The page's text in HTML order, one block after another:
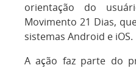
orientação do
Movimento 21 Dias,
sistemas Android e iOS.
A ação faz parte do